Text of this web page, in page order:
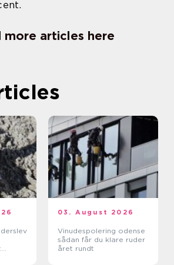
more articles here
03. August 2026
Vinudespolering odense
sådan får du klare ruder
året rundt